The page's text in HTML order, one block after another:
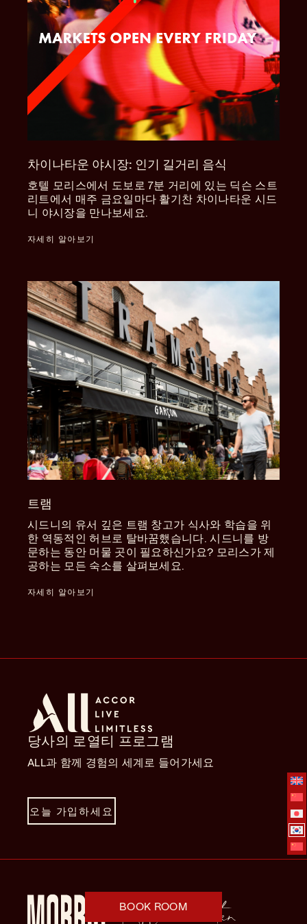
차이나타운 야시장: 인기 길거리 음식
호텔 모리스에서 도보로 7분 거리에 있는 딕슨 스트
리트에서 매주 금요일마다 활기찬 차이나타운 시드
니 야시장을 만나보세요.
자세히 알아보기
트램
시드니의 유서 깊은 트램 창고가 식사와 학습을 위
한 역동적인 허브로 탈바꿈했습니다. 시드니를 방
문하는 동안 머물 곳이 필요하신가요? 모리스가 제
공하는 모든 숙소를 살펴보세요.
자세히 알아보기
당사의 로열티 프로그램
ALL과 함께 경험의 세계로 들어가세요
오늘 가입하세요
BOOK ROOM